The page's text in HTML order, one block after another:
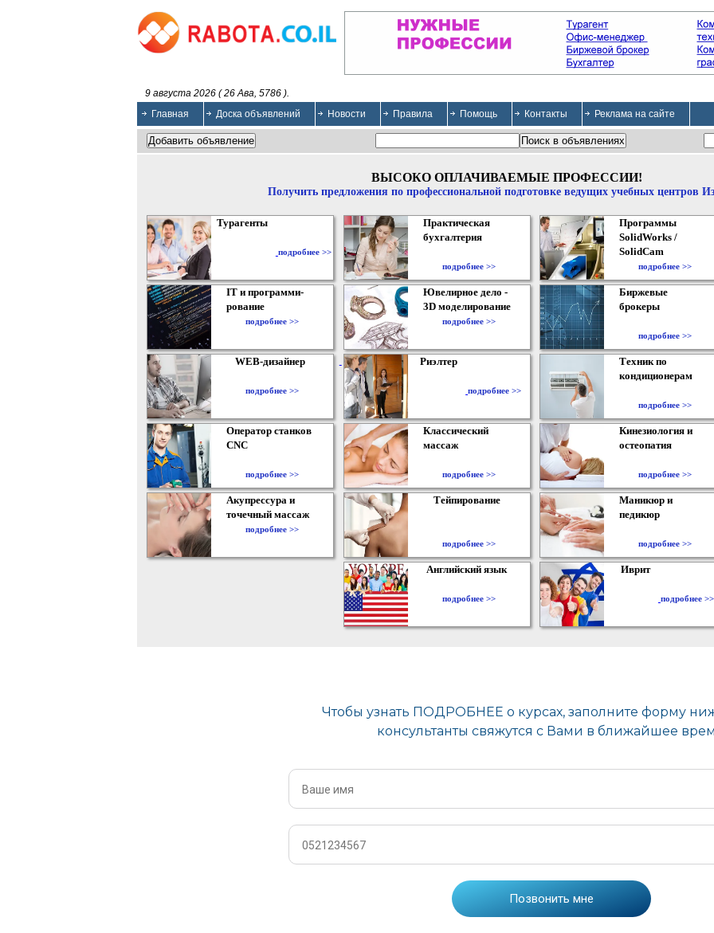
9 августа 2026 ( 26 Ава, 5786 ).
Главная
Доска объявлений Новости Правила Помощь Контакты Реклама на сайте
ВЫСОКО ОПЛАЧИВАЕМЫЕ ПРОФЕССИИ!
Получить предложения по профессиональной подготовке ведущих учебных центров
Турагенты
подробнее >>
Практическая
бухгалтерия
подробнее >>
Программы
SolidWorks /
SolidCam
подробнее >>
IT и программи-
рование
подробнее >>
Ювелирное дело -
3D моделирование
подробнее >>
Биржевые
брокеры
подробнее >>
WEB-дизайнер
подробнее >>
Риэлтер
подробнее >>
Техник по
кондиционерам
подробнее >>
Оператор станков
CNC
подробнее >>
Классический
массаж
подробнее >>
Кинезиология и
остеопатия
подробнее >>
Акупрессура и
точечный массаж
подробнее >>
Тейпирование
подробнее >>
Маникюр и
педикюр
подробнее >>
Английский язык
подробнее >>
Иврит
подробнее >>